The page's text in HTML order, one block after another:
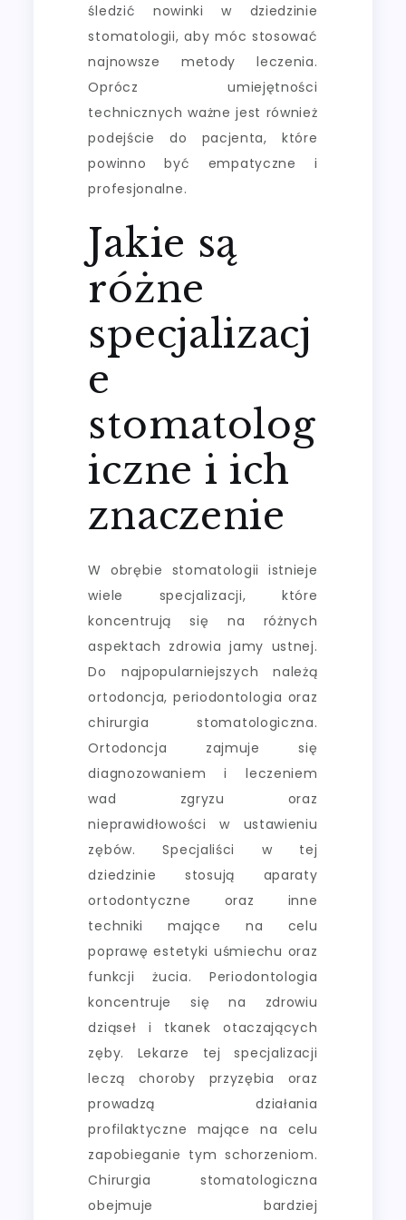
śledzić nowinki w dziedzinie
stomatologii, aby móc stosować
najnowsze metody leczenia.
Oprócz umiejętności
technicznych ważne jest również
podejście do pacjenta, które
powinno być empatyczne i
profesjonalne.
Jakie są
różne
specjalizacj
e
stomatolog
iczne i ich
znaczenie
W obrębie stomatologii istnieje
wiele specjalizacji, które
koncentrują się na różnych
aspektach zdrowia jamy ustnej.
Do najpopularniejszych należą
ortodoncja, periodontologia oraz
chirurgia stomatologiczna.
Ortodoncja zajmuje się
diagnozowaniem i leczeniem
wad zgryzu oraz
nieprawidłowości w ustawieniu
zębów. Specjaliści w tej
dziedzinie stosują aparaty
ortodontyczne oraz inne
techniki mające na celu
poprawę estetyki uśmiechu oraz
funkcji żucia. Periodontologia
koncentruje się na zdrowiu
dziąseł i tkanek otaczających
zęby. Lekarze tej specjalizacji
leczą choroby przyzębia oraz
prowadzą działania
profilaktyczne mające na celu
zapobieganie tym schorzeniom.
Chirurgia stomatologiczna
obejmuje bardziej